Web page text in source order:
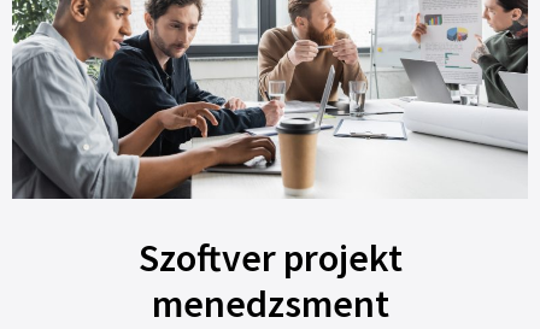
Szoftver projekt
menedzsment